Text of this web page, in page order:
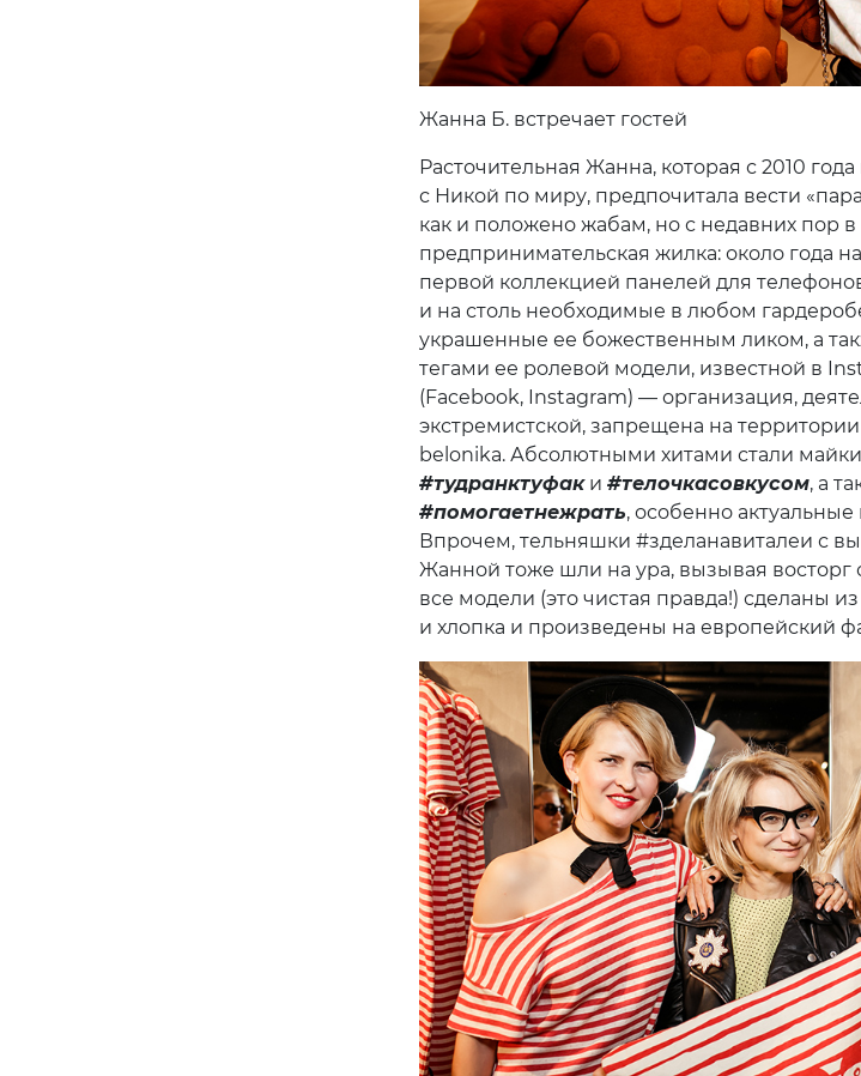
Жанна Б. встречает гостей
Расточительная Жанна, которая с 2010
с Никой по миру, предпочитала вести
как и положено жабам, но с недавних пор
предпринимательская жилка: около года
первой коллекцией панелей для
и на столь необходимые в любом
украшенные ее божественным ликом, а
тегами ее ролевой модели, известной в
(Facebook, Instagram) — организация,
экстремистской, запрещена на
belonika. Абсолютными хитами стали
#тудранктуфаки #телочкасовкусом, а
#помогаетнежрать, особенно актуальные
Впрочем, тельняшки #зделанавиталеи с
Жанной тоже шли на ура, вызывая
все модели (это чистая правда!) сделаны
и хлопка и произведены на европейский